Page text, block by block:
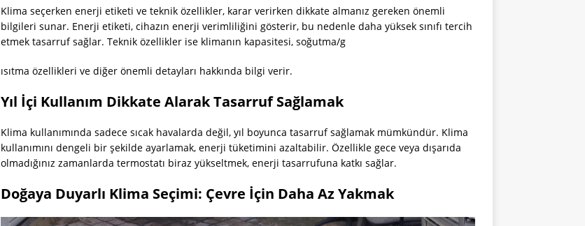
Klima seçerken enerji etiketi ve teknik özellikler, karar verirken dikkate almanız gereken önemli
bilgileri sunar. Enerji etiketi, cihazın enerji verimliliğini gösterir, bu nedenle daha yüksek sınıfı tercih
etmek tasarruf sağlar. Teknik özellikler ise klimanın kapasitesi, soğutma/g
ısıtma özellikleri ve diğer önemli detayları hakkında bilgi verir.
Yıl İçi Kullanım Dikkate Alarak Tasarruf Sağlamak
Klima kullanımında sadece sıcak havalarda değil, yıl boyunca tasarruf sağlamak mümkündür. Klima
kullanımını dengeli bir şekilde ayarlamak, enerji tüketimini azaltabilir. Özellikle gece veya dışarıda
olmadığınız zamanlarda termostatı biraz yükseltmek, enerji tasarrufuna katkı sağlar.
Doğaya Duyarlı Klima Seçimi: Çevre İçin Daha Az Yakmak